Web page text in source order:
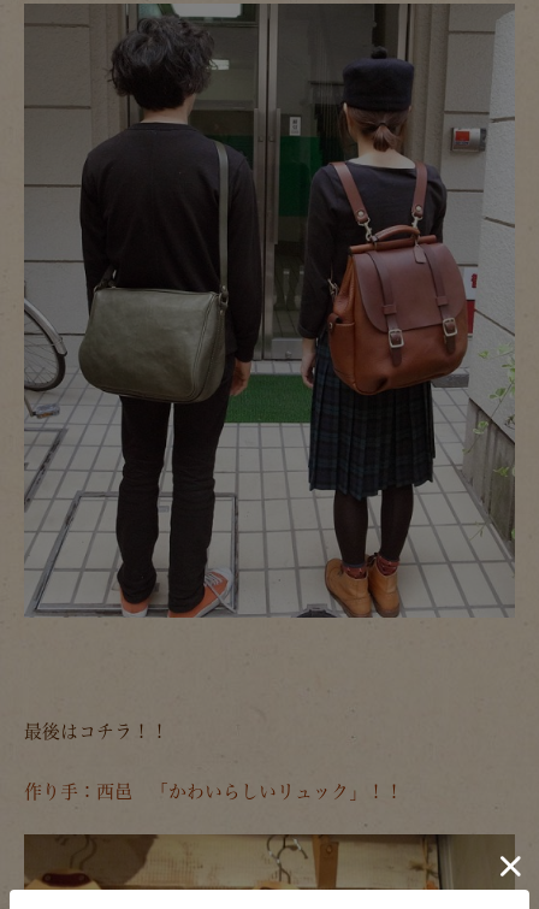
最後はコチラ！！
作り手：西邑 「かわいらしいリュック」！！